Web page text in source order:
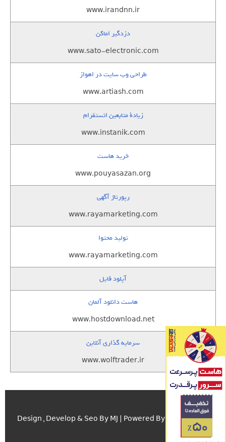
www.irandnn.ir
دزدگیر اماکن
www.sato-electronic.com
طراحی وب سایت در اهواز
www.artiash.com
زيادة متابعين انستقرام
www.instanik.com
خرید هاست
www.pouyasazan.org
رپورتاژ آگهی
www.rayamarketing.com
تولید محتوا
www.rayamarketing.com
آپلود فایل
هاست دانلود آلمان
www.hostdownload.net
سرمایه گذاری آنلاین
www.wolftrader.ir
Design , Develop & Seo By MJ | Powered By اسکریپت.com